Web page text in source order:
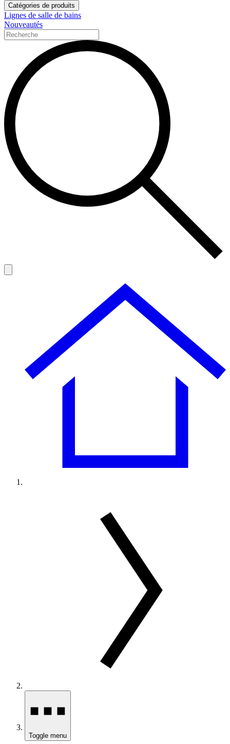
Catégories de produits
Lignes de salle de bains
Nouveautés
Toggle menu